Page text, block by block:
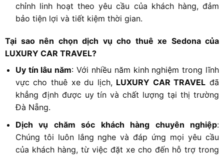
chỉnh linh hoạt theo yêu cầu của khách hàng, đảm
bảo tiện lợi và tiết kiệm thời gian.
Tại sao nên chọn dịch vụ cho thuê xe Sedona của
LUXURY CAR TRAVEL?
Uy tín lâu năm: Với nhiều năm kinh nghiệm trong lĩnh
vực cho thuê xe du lịch, LUXURY CAR TRAVEL đã
khẳng định được uy tín và chất lượng tại thị trường
Đà Nẵng.
Dịch vụ chăm sóc khách hàng chuyên nghiệp:
Chúng tôi luôn lắng nghe và đáp ứng mọi yêu cầu
của khách hàng, từ việc đặt xe cho đến hỗ trợ trong